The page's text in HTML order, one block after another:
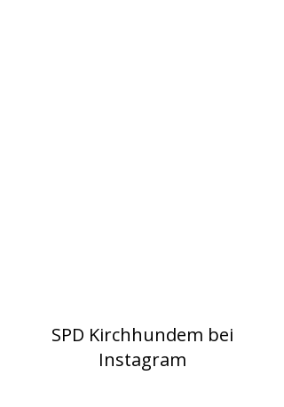
SPD Kirchhundem bei
Instagram